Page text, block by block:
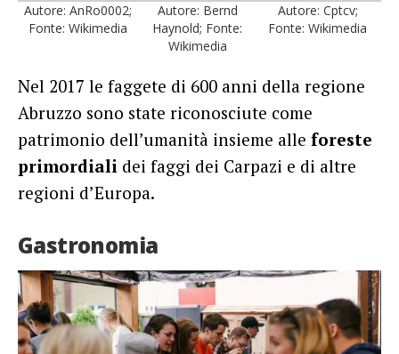
Autore: AnRo0002;
Fonte: Wikimedia
Autore: Bernd
Haynold; Fonte:
Wikimedia
Autore: Cptcv;
Fonte: Wikimedia
Nel 2017 le faggete di 600 anni della regione
Abruzzo sono state riconosciute come
patrimonio dell’umanità insieme alle foreste
primordiali dei faggi dei Carpazi e di altre
regioni d’Europa.
Gastronomia